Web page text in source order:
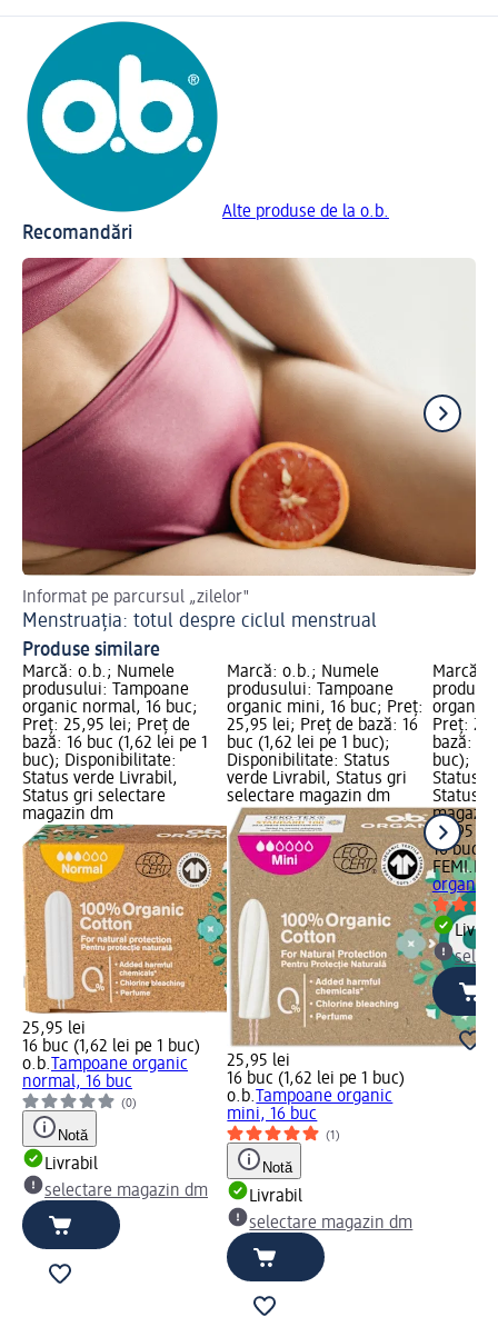
Alte produse de la o.b.
Recomandări
Informat pe parcursul „zilelor"
Menstruația: totul despre ciclul menstrual
Produse similare
Marcă: o.b.; Numele
produsului: Tampoane
organic normal, 16 buc;
Preț: 25,95 lei; Preț de
bază: 16 buc (1,62 lei pe 1
buc); Disponibilitate:
Status verde Livrabil,
Status gri selectare
magazin dm
25,95 lei
16 buc (1,62 lei pe 1 buc)
o.b. Tampoane organic
normal, 16 buc
(0)
Notă
Livrabil
selectare magazin dm
Marcă: o.b.; Numele
produsului: Tampoane
organic mini, 16 buc; Preț:
25,95 lei; Preț de bază: 16
buc (1,62 lei pe 1 buc);
Disponibilitate: Status
verde Livrabil, Status gri
selectare magazin dm
25,95 lei
16 buc (1,62 lei pe 1 buc)
o.b. Tampoane organic
mini, 16 buc
(1)
Notă
Livrabil
selectare magazin dm
Marcă:
Preț:
bază: 16
buc);
Status
Status
26,95 lei
16 buc